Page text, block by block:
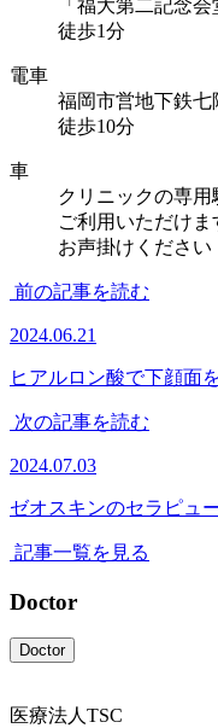
「福大第二記念
徒歩1分
電車
福岡市営地下鉄七
徒歩10分
車
クリニックの専
ご利用いただけま
お声掛けください
前の記事を読む
2024.06.21
ヒアルロン酸で下顔面
次の記事を読む
2024.07.03
ゼオスキンのセラピュ
記事一覧を見る
Doctor
Doctor
医療法人TSC